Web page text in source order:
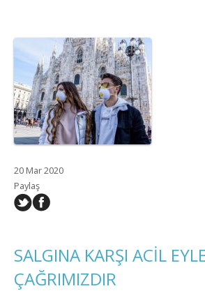
20 Mar 2020
Paylaş
SALGINA KARŞI ACİL
ÇAĞRIMIZDIR